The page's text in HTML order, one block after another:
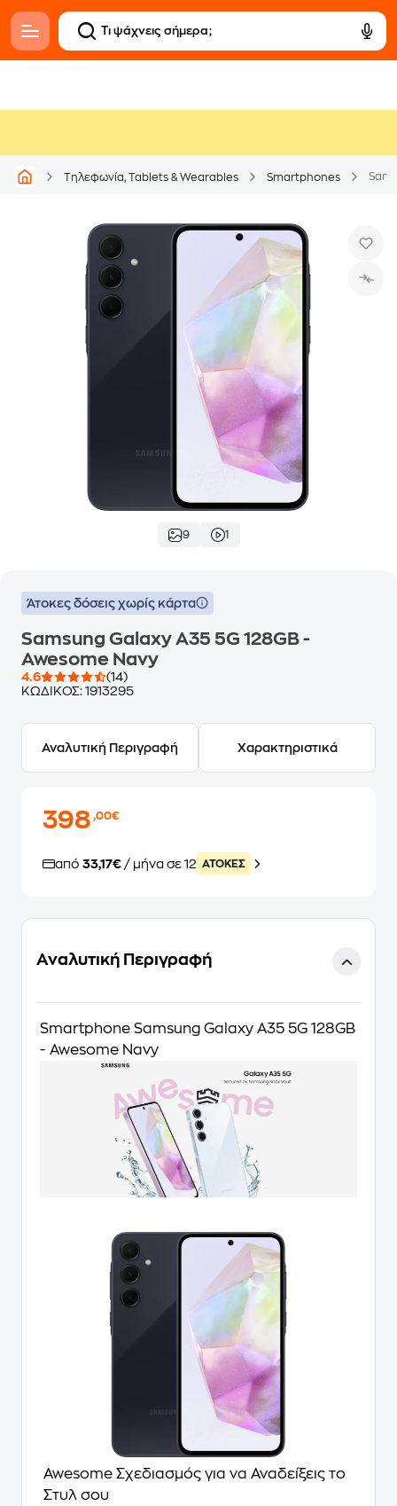
Τηλεφωνία, Tablets & Wearables Smartphones
9 1
Άτοκες δόσεις χωρίς κάρτα
Samsung Galaxy A35 5G 128GB -
Awesome Navy
4.6
(14)
ΚΩΔΙΚΟΣ: 1913295
Αναλυτική Περιγραφή Χαρακτηριστικά
398,00€
από 33,17€ / μήνα σε 12 ATOKEΣ
Αναλυτική Περιγραφή
Smartphone Samsung Galaxy A35 5G 128GB
- Awesome Navy
Awesome Σχεδιασμός για να Αναδείξεις το
Στυλ σου